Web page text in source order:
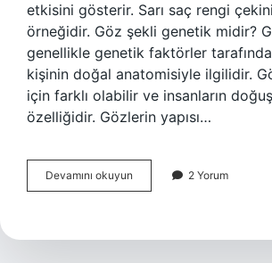
etkisini gösterir. Sarı saç rengi
örneğidir. Göz şekli genetik midir?
genellikle genetik faktörler
kişinin doğal anatomisiyle ilgilidir.
için farklı olabilir ve insanların
özelliğidir. Gözlerin yapısı…
Devamını okuyun
Gözlü
Mi
2 Yorum